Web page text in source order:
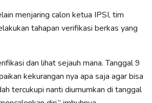
menjaring calon ketua IPSI, tim
tahapan verifikasi berkas yang
dan lihat sejauh mana. Tanggal 9
kekurangan nya apa saja agar bisa
tercukupi nanti diumumkan di tanggal